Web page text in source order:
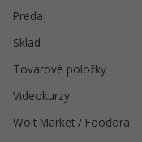
Predaj
Sklad
Tovarové položky
Videokurzy
Wolt Market / Foodora